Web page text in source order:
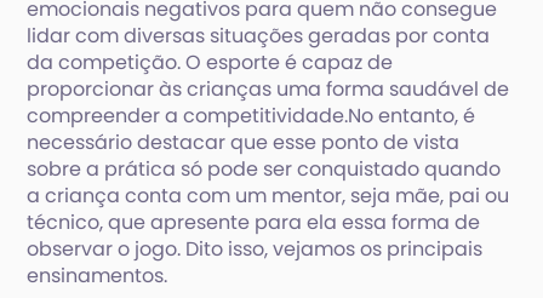
emocionais negativos para quem não consegue
lidar com diversas situações geradas por conta
da competição. O esporte é capaz de
proporcionar às crianças uma forma saudável de
compreender a competitividade.No entanto, é
necessário destacar que esse ponto de vista
sobre a prática só pode ser conquistado quando
a criança conta com um mentor, seja mãe, pai ou
técnico, que apresente para ela essa forma de
observar o jogo. Dito isso, vejamos os principais
ensinamentos.